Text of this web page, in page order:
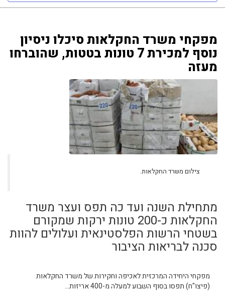
מפקחי משרד החקלאות סיכלו ניסיון
נוסף למכירת 7 טונות בטטות, שהוברחו
מעזה
צילום משרד החקלאות.
מתחילת השנה ועד כה תפס ועצר משרד
החקלאות כ-200 טונות ירקות שמקורם
בשטחי הרשות הפלסטינאית ועלולים להוות
סכנה לבריאות הציבור
מפקחי היחידה המרכזית לאכיפה וחקירות של משרד החקלאות
(פיצו"ח) תפסו בסוף השבוע למעלה מ-400 אריזות...